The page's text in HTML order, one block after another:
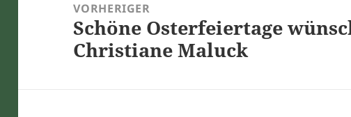
VORHERIGER
Vorheriger
Beitrag:
Schöne Osterfeiertage
Christiane Maluck